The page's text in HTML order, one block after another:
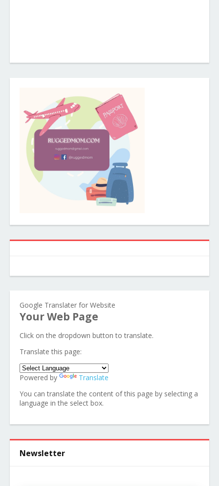
Google Translater for Website
Your Web Page
Click on the dropdown button to translate.
Translate this page:
Powered by
Translate
You can translate the content of this page by selecting a
language in the select box.
Newsletter